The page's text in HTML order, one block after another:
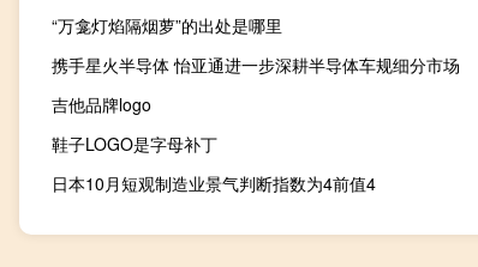
“万龛灯焰隔烟萝”的出处是哪里
携手星火半导体 怡亚通进一步深耕半导体车规细分市场
吉他品牌logo
鞋子LOGO是字母补丁
日本10月短观制造业景气判断指数为4前值4